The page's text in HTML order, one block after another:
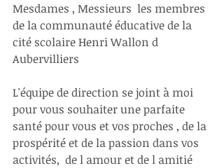
Mesdames , Messieurs  les membres
de la communauté éducative de la
cité scolaire Henri Wallon d
Aubervilliers
L'équipe de direction se joint à moi
pour vous souhaiter une parfaite
santé pour vous et vos proches , de la
prospérité et de la passion dans vos
activités,  de l amour et de l amitié